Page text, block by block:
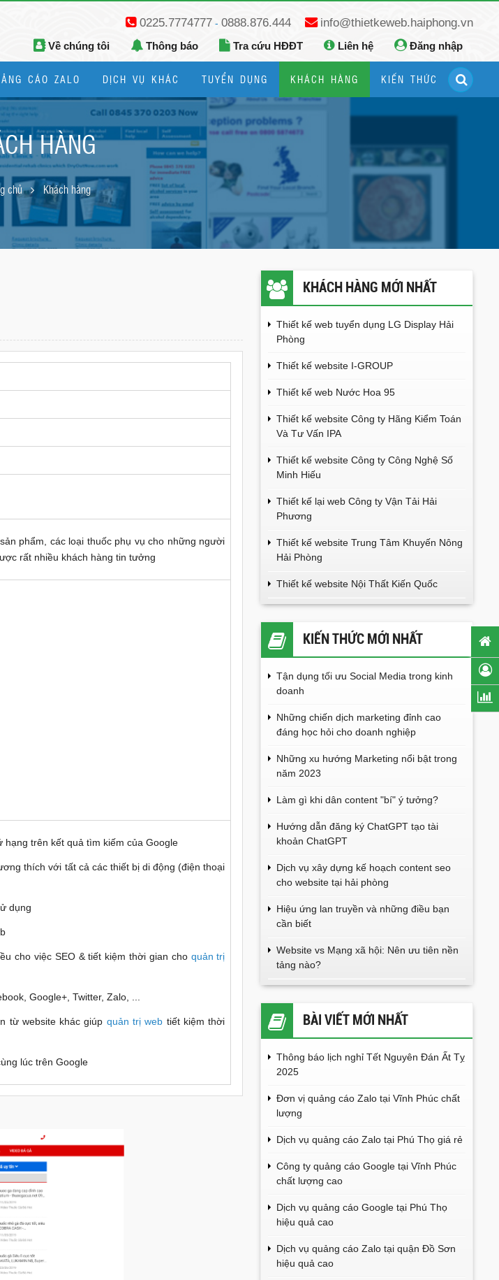
0225.7774777 - 0888.876.444 info@thietkeweb.haiphong.vn
Về chúng tôi Thông báo Tra cứu HĐĐT Liên hệ Đăng nhập
CÁO ZALO DỊCH VỤ KHÁC TUYỂN DỤNG KHÁCH HÀNG KIẾN THỨC
HÀNG
chủ Khách hàng
phẩm, các loại thuốc phụ vụ cho những người
rất nhiều khách hàng tin tưởng
hạng trên kết quả tìm kiếm của Google
thích với tất cả các thiết bị di động (điện thoại
dụng
cho việc SEO & tiết kiệm thời gian cho quản trị
Google+, Twitter, Zalo, ...
từ website khác giúp quản trị web tiết kiệm thời
lúc trên Google
KHÁCH HÀNG MỚI NHẤT
Thiết kế web tuyển dụng LG Display Hải
Phòng
Thiết kế website I-GROUP
Thiết kế web Nước Hoa 95
Thiết kế website Công ty Hãng Kiểm Toán
Và Tư Vấn IPA
Thiết kế website Công ty Công Nghệ Số
Minh Hiếu
Thiết kế lại web Công ty Vận Tải Hải
Phương
Thiết kế website Trung Tâm Khuyến Nông
Hải Phòng
Thiết kế website Nội Thất Kiến Quốc
KIẾN THỨC MỚI NHẤT
Tận dụng tối ưu Social Media trong kinh
doanh
Những chiến dịch marketing đỉnh cao
đáng học hỏi cho doanh nghiệp
Những xu hướng Marketing nổi bật trong
năm 2023
Làm gì khi dân content "bí" ý tưởng?
Hướng dẫn đăng ký ChatGPT tạo tài
khoản ChatGPT
Dịch vụ xây dựng kế hoạch content seo
cho website tại hải phòng
Hiệu ứng lan truyền và những điều bạn
cần biết
Website vs Mạng xã hội: Nên ưu tiên nền
tảng nào?
BÀI VIẾT MỚI NHẤT
Thông báo lịch nghỉ Tết Nguyên Đán Ất Tỵ
2025
Đơn vị quảng cáo Zalo tại Vĩnh Phúc chất
lượng
Dịch vụ quảng cáo Zalo tại Phú Thọ giá rẻ
Công ty quảng cáo Google tại Vĩnh Phúc
chất lượng cao
Dịch vụ quảng cáo Google tại Phú Thọ
hiệu quả cao
Dịch vụ quảng cáo Zalo tại quận Đồ Sơn
hiệu quả cao